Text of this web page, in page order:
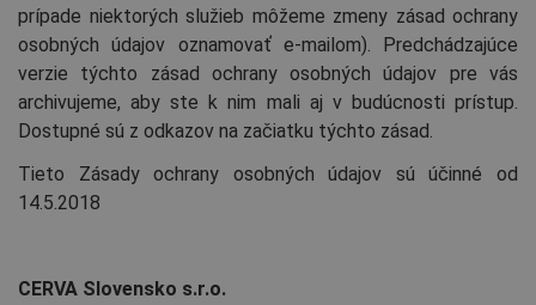
prípade niektorých služieb môžeme zmeny zásad ochrany
osobných údajov oznamovať e-mailom). Predchádzajúce
verzie týchto zásad ochrany osobných údajov pre vás
archivujeme, aby ste k nim mali aj v budúcnosti prístup.
Dostupné sú z odkazov na začiatku týchto zásad.
Tieto Zásady ochrany osobných údajov sú účinné od
14.5.2018
CERVA Slovensko s.r.o.